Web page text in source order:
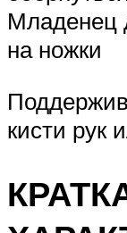
Младенец
на ножки
кисти рук